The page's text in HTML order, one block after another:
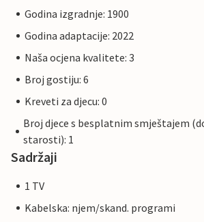
Godina izgradnje: 1900
Godina adaptacije: 2022
Naša ocjena kvalitete: 3
Broj gostiju: 6
Kreveti za djecu: 0
Broj djece s besplatnim smještajem
starosti): 1
Sadržaji
1 TV
Kabelska: njem/skand. programi